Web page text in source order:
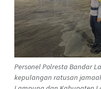
Personel Polresta Bandar
kepulangan ratusan